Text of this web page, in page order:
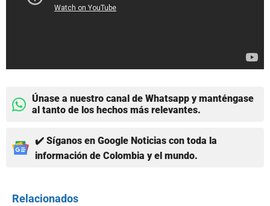
Únase a nuestro canal de Whatsapp y manténgase
al tanto de los hechos más relevantes.
✔️ Síganos en Google Noticias con toda la
información de Colombia y el mundo.
Relacionados